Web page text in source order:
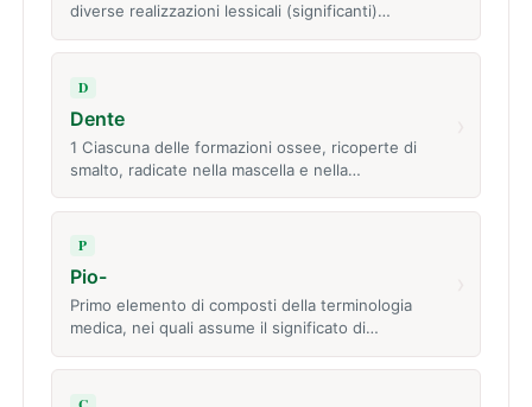
diverse realizzazioni lessicali (significanti)…
D
Dente
1 Ciascuna delle formazioni ossee, ricoperte di
smalto, radicate nella mascella e nella…
P
Pio-
Primo elemento di composti della terminologia
medica, nei quali assume il significato di…